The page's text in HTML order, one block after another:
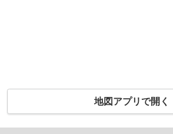
地図アプリで開く